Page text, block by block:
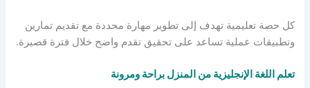
كل حصة تعليمية تهدف إلى تطوير مهارة محددة مع تقديم تمارين
وتطبيقات عملية تساعد على تحقيق تقدم واضح خلال فترة قصيرة.
تعلم اللغة الإنجليزية من المنزل براحة ومرونة